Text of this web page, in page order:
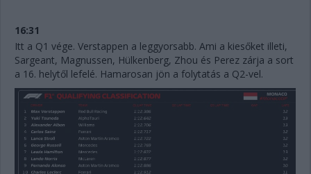
16:31
Itt a Q1 vége. Verstappen a leggyorsabb. Ami a kiesőket illeti,
Sargeant, Magnussen, Hülkenberg, Zhou és Perez zárja a sort
a 16. helytől lefelé. Hamarosan jön a folytatás a Q2-vel.